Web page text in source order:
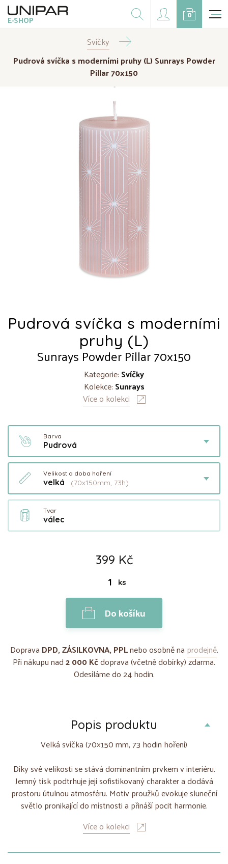
E-SHOP
Dárkové balíčky
Doplňky
Doprodej
Na přání
Kampaně
CZK EUR
0
Svíčky
Pudrová svíčka s moderními pruhy (L) Sunrays Powder
Pillar 70x150
Pudrová svíčka s moderními
pruhy (L)
Sunrays Powder Pillar 70x150
Kategorie: Svíčky
Kolekce: Sunrays
Více o kolekci
Barva
Pudrová
Velikost a doba hoření
velká (70x150mm, 73h)
Tvar
válec
399 Kč
ks
Do košíku
Doprava DPD, ZÁSILKOVNA, PPLnebo osobně na prodejně.
Při nákupu nad2 000 Kčdoprava (včetně dobírky) zdarma.
Odesíláme do 24 hodin.
Popis produktu
Velká svíčka (70×150 mm, 73 hodin hoření)
Díky své velikosti se stává dominantním prvkem v interiéru.
Jemný tisk podtrhuje její sofistikovaný charakter a dodává
prostoru útulnou atmosféru. Motiv proužků evokuje sluneční
světlo pronikající do místnosti a přináší pocit harmonie.
Více o kolekci